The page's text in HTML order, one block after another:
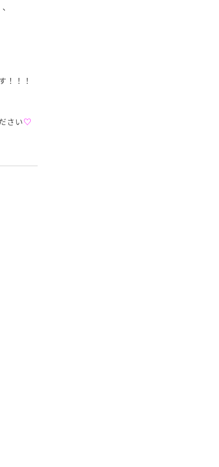
！！！
さい♡